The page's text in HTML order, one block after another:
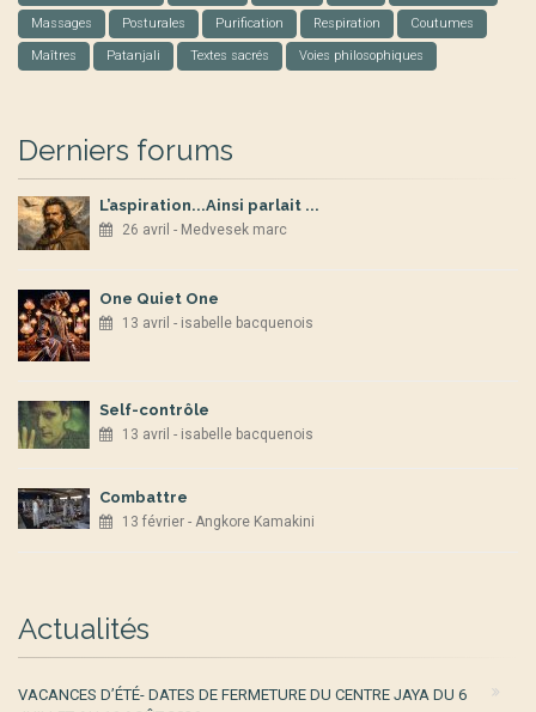
Massages Posturales Purification Respiration Coutumes
Maîtres Patanjali Textes sacrés Voies philosophiques
Derniers forums
L’aspiration...Ainsi parlait ...
26 avril - Medvesek marc
One Quiet One
13 avril - isabelle bacquenois
Self-contrôle
13 avril - isabelle bacquenois
Combattre
13 février - Angkore Kamakini
Actualités
VACANCES D’ÉTÉ- DATES DE FERMETURE DU CENTRE JAYA DU 6